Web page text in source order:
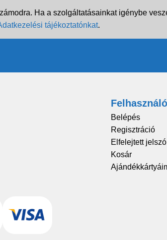
Ha a szolgáltatásainkat igénybe
tájékoztatónkat.
Belépés
Regisztráció
Elfelejtett jelszó
Kosár